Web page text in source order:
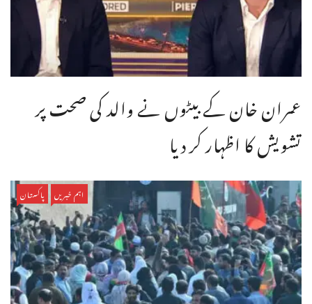
عمران خان کے بیٹوں نے والد کی صحت پر
تشویش کا اظہار کر دیا
اہم خبریں پاکستان